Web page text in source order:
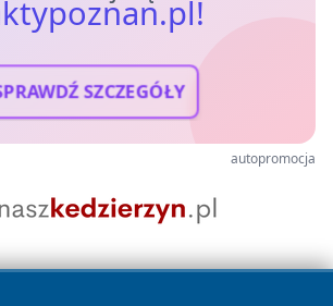
SZCZEGÓŁY
autopromocja